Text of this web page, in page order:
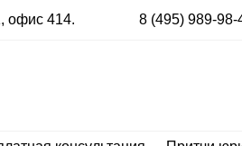
офис 414. 8 (495) 989-98-